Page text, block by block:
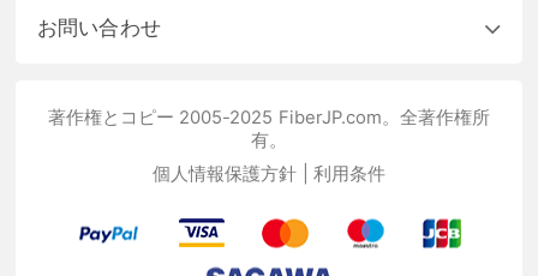
お問い合わせ
著作権とコピー 2005-2025 FiberJP.com。全著作権所
有。
個人情報保護方針
利用条件